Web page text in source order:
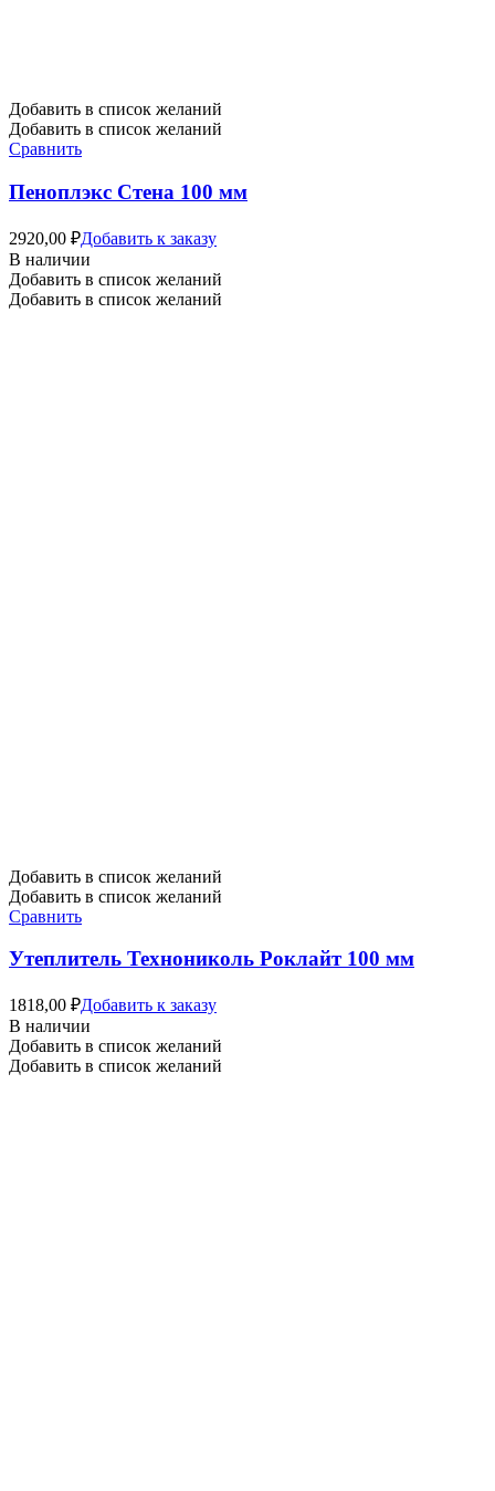
Добавить в список желаний
Добавить в список желаний
Сравнить
Пеноплэкс Стена 100 мм
2920,00 ₽Добавить к заказу
В наличии
Добавить в список желаний
Добавить в список желаний
Добавить в список желаний
Добавить в список желаний
Сравнить
Утеплитель Технониколь Роклайт 100 мм
1818,00 ₽Добавить к заказу
В наличии
Добавить в список желаний
Добавить в список желаний